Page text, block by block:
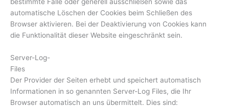
automatische Löschen der Cookies beim Schließen des
Browser aktivieren. Bei der Deaktivierung von Cookies kann
die Funktionalität dieser Website eingeschränkt sein.
Server-Log-
Files
Der Provider der Seiten erhebt und speichert automatisch
Informationen in so genannten Server-Log Files, die Ihr
Browser automatisch an uns übermittelt. Dies sind: